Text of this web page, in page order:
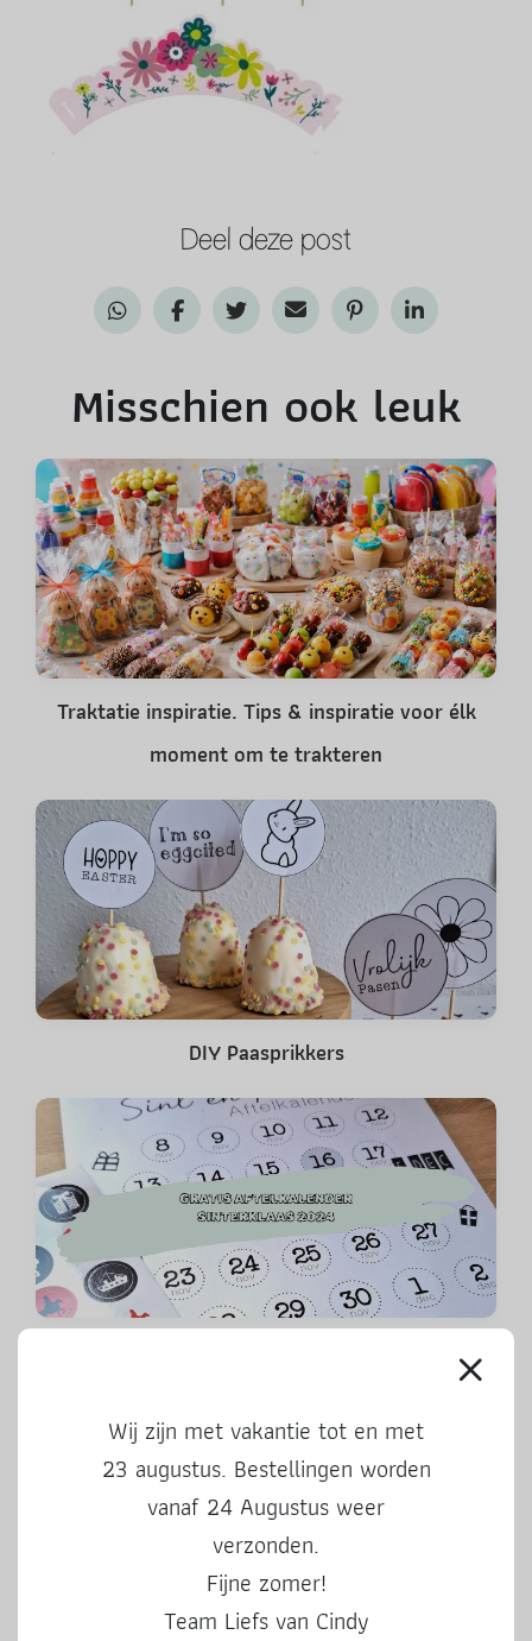
Deel deze post
Misschien ook leuk
Traktatie inspiratie. Tips & inspiratie voor élk
moment om te trakteren
DIY Paasprikkers
Wij zijn met vakantie tot en met
23 augustus. Bestellingen worden
vanaf 24 Augustus weer
verzonden.
Fijne zomer!
Team Liefs van Cindy